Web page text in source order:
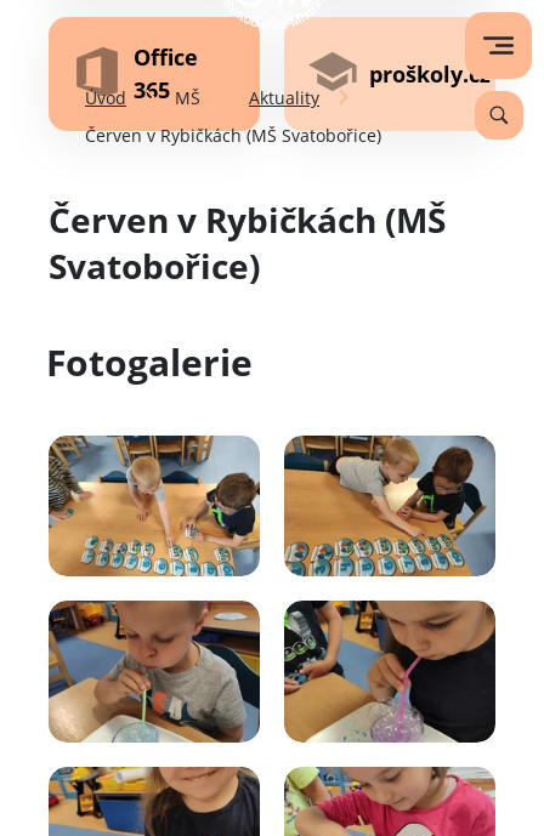
Office
365
proškoly.cz
Úvod MŠ
Aktuality
Červen v Rybičkách (MŠ Svatobořice)
Červen v Rybičkách (MŠ
Svatobořice)
Fotogalerie